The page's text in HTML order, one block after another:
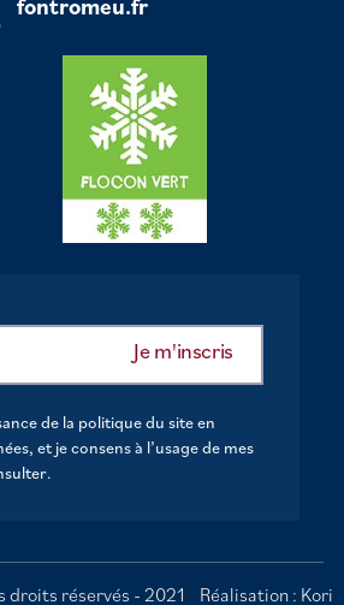
fontromeu.fr
de la politique du site en
et je consens à l’usage de mes
.
droits réservés - 2021 Réalisation : Kori